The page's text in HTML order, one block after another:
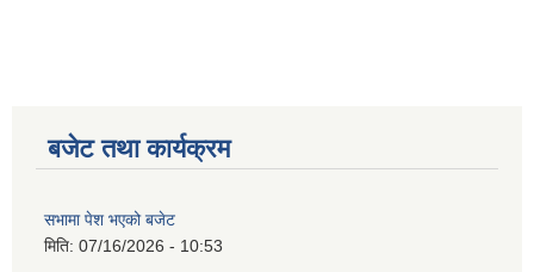
बजेट तथा कार्यक्रम
सभामा पेश भएको बजेट
मिति: 07/16/2026 - 10:53